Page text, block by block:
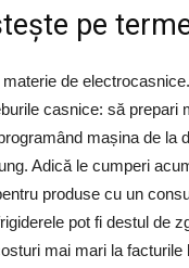
pe
de
casnice: să
mașina de la
Adică le cumperi
produse cu un
pot fi destul de
mai mari la